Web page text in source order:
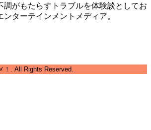
調がもたらすトラブルを体験談としてお
ターテインメントメディア。
！. All Rights Reserved.